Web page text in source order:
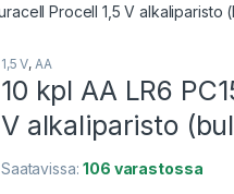
Procell 1,5 V alkaliparisto
1,5 V,AA
10 kpl AA LR6
V alkaliparisto
Saatavissa:106 varastossa